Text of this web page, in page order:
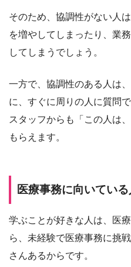
そのため、協調性がない人
を増やしてしまったり、業
してしまうでしょう。
一方で、協調性のある人は
に、すぐに周りの人に質問
スタッフからも「この人は
もらえます。
医療事務に向いてい
学ぶことが好きな人は、医
ら、未経験で医療事務に挑
さんあるからです。